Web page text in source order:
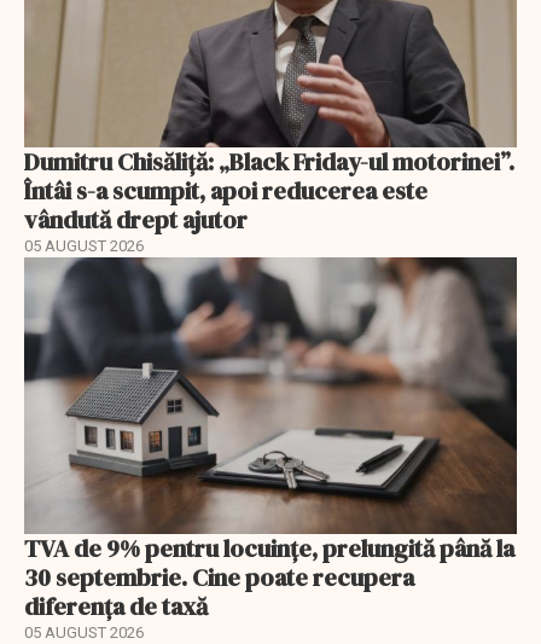
Dumitru Chisăliță: „Black Friday-ul motorinei”.
Întâi s-a scumpit, apoi reducerea este
vândută drept ajutor
05 AUGUST 2026
TVA de 9% pentru locuințe, prelungită până la
30 septembrie. Cine poate recupera
diferența de taxă
05 AUGUST 2026